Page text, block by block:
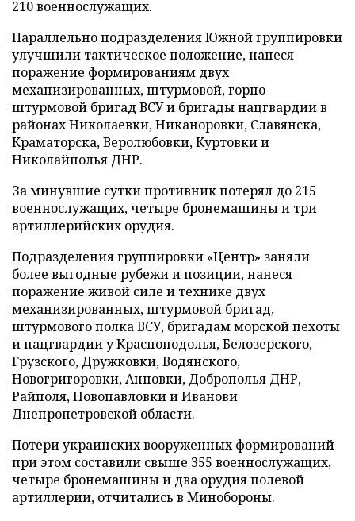
210 военнослужащих.
Параллельно подразделения Южной группировки
улучшили тактическое положение, нанеся
поражение формированиям двух
механизированных, штурмовой, горно-
штурмовой бригад ВСУ и бригады нацгвардии в
районах Николаевки, Никаноровки, Славянска,
Краматорска, Веролюбовки, Куртовки и
Николайполья ДНР.
За минувшие сутки противник потерял до 215
военнослужащих, четыре бронемашины и три
артиллерийских орудия.
Подразделения группировки «Центр» заняли
более выгодные рубежи и позиции, нанеся
поражение живой силе и технике двух
механизированных, штурмовой бригад,
штурмового полка ВСУ, бригадам морской пехоты
и нацгвардии у Красноподолья, Белозерского,
Грузского, Дружковки, Водянского,
Новогригоровки, Анновки, Доброполья ДНР,
Райполя, Новопавловки и Иванови
Днепропетровской области.
Потери украинских вооруженных формирований
при этом составили свыше 355 военнослужащих,
четыре бронемашины и два орудия полевой
артиллерии, отчитались в Минобороны.